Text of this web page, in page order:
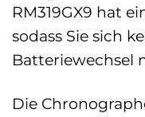
RM319GX9 hat
sodass Sie sich
Batteriewechsel
Die